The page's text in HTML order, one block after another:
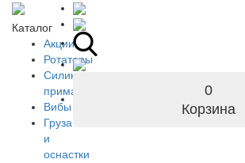
Каталог
Акции
Ротаторы
Силиконовые
приманки
Вибы
Груза
и
оснастки
0
Корзина